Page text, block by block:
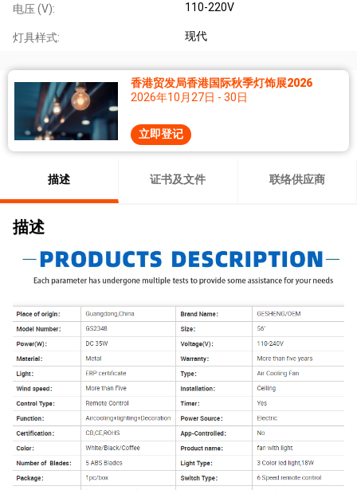
电压 (V): 110-220V
灯具样式: 现代
香港贸发局香港国际秋季灯饰展2026
2026年10月27日 - 30日
立即登记
描述 证书及文件 联络供应商
描述